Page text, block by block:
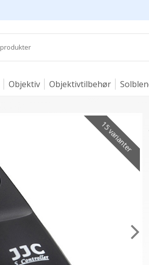
Objektiv Objektivtilbehør
15 varianter